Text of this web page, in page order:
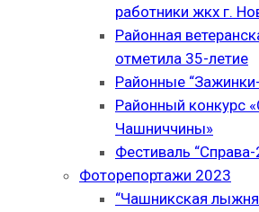
работники жкх г.
Районная
отметила 35-летие
Районные
Районный конкурс
Чашниччины»
Фестиваль “Справа-
Фоторепортажи 2023
“Чашникская